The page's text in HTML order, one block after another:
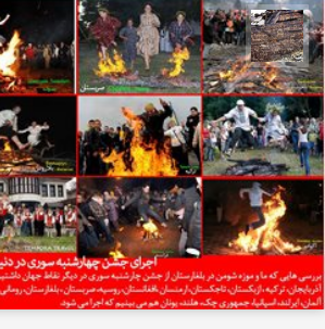
محمد ناصری فرد